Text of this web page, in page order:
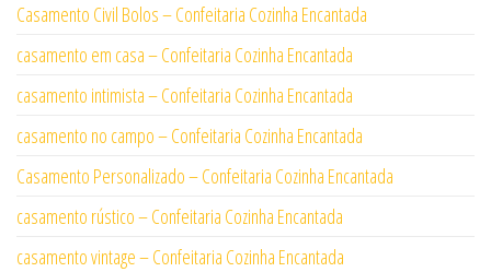
Casamento Civil Bolos – Confeitaria Cozinha Encantada
casamento em casa – Confeitaria Cozinha Encantada
casamento intimista – Confeitaria Cozinha Encantada
casamento no campo – Confeitaria Cozinha Encantada
Casamento Personalizado – Confeitaria Cozinha Encantada
casamento rústico – Confeitaria Cozinha Encantada
casamento vintage – Confeitaria Cozinha Encantada